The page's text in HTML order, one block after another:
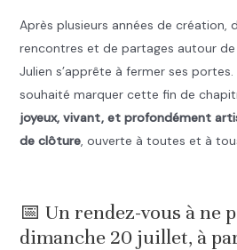
Après plusieurs années de création,
rencontres et de partages autour de
Julien s’apprête à fermer ses portes.
souhaité marquer cette fin de
joyeux, vivant, et profondément
de clôture, ouverte à toutes et à
📅 Un rendez-vous à ne
dimanche 20 juillet, à